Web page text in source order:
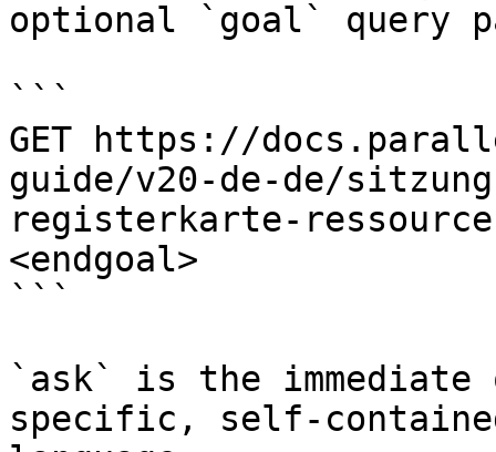
optional `goal` query
```
GET https://
guide/v20-de-de/
registerkarte-
<endgoal>
```
`ask` is the
specific, self-